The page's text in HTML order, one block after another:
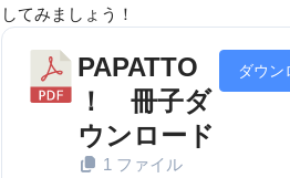
してみましょう！
PAPATTO
！ 冊子ダ
ウンロード
1 ファイル
ダウン